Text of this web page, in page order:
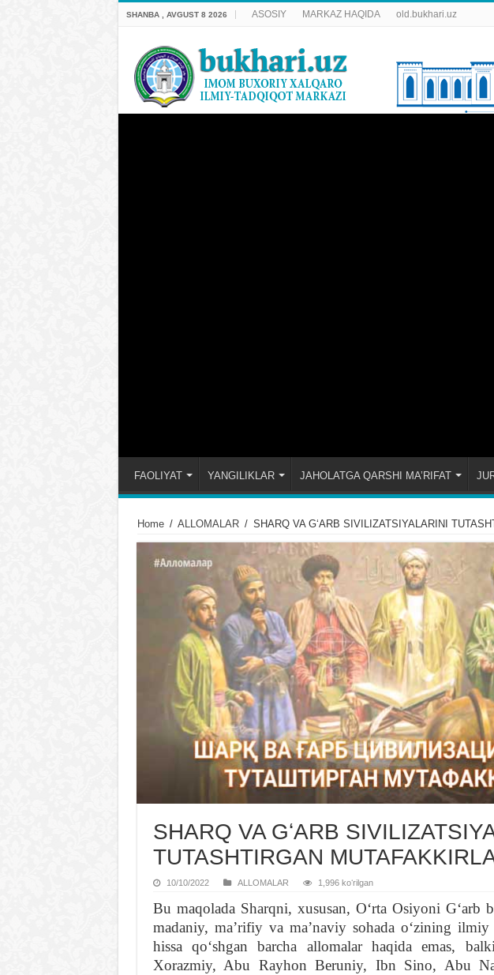
SHANBA , AVGUST 8 2026 ASOSIY MARKAZ HAQIDA old.bukhari.uz
FAOLIYAT YANGILIKLAR JAHOLATGA QARSHI MA’RIFAT
Home / ALLOMALAR / SHARQ VA GʻARB SIVILIZATSIYALARINI
SHARQ VA GʻARB
TUTASHTIRGAN
10/10/2022 ALLOMALAR 1,996 koʻrilgan
Bu maqolada Sharqni, xususan, Oʻrta Osiyoni Gʻarb
madaniy, maʼrifiy va maʼnaviy sohada oʻzining
hissa qoʻshgan barcha allomalar haqida emas,
Xorazmiy, Abu Rayhon Beruniy, Ibn Sino, Abu